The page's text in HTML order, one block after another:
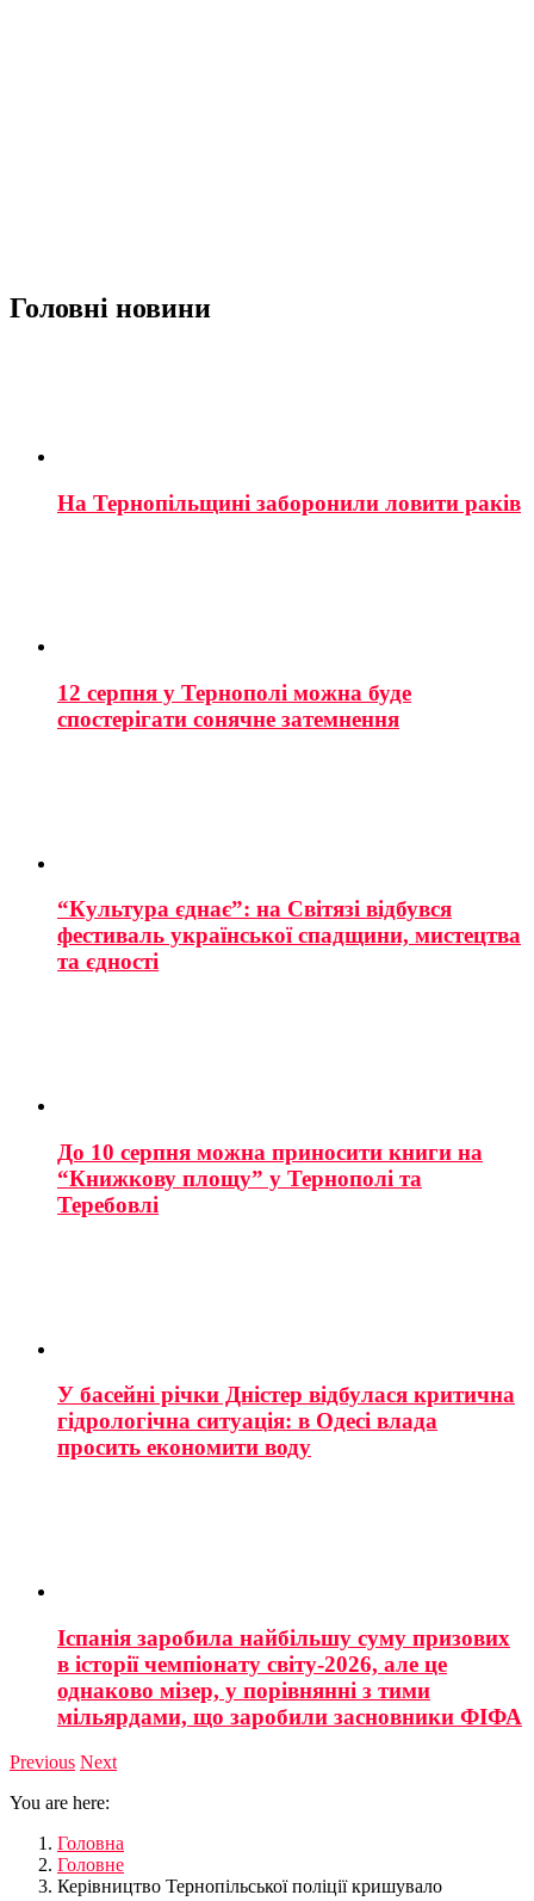
Головні новини
На Тернопільщині заборонили ловити раків
12 серпня у Тернополі можна буде
спостерігати сонячне затемнення
“Культура єднає”: на Світязі відбувся
фестиваль української спадщини, мистецтва
та єдності
До 10 серпня можна приносити книги на
“Книжкову площу” у Тернополі та
Теребовлі
У басейні річки Дністер відбулася критична
гідрологічна ситуація: в Одесі влада
просить економити воду
Іспанія заробила найбільшу суму призових
в історії чемпіонату світу-2026, але це
однаково мізер, у порівнянні з тими
мільярдами, що заробили засновники ФІФА
Previous Next
You are here:
Головна
Головне
Керівництво Тернопільської поліції кришувало